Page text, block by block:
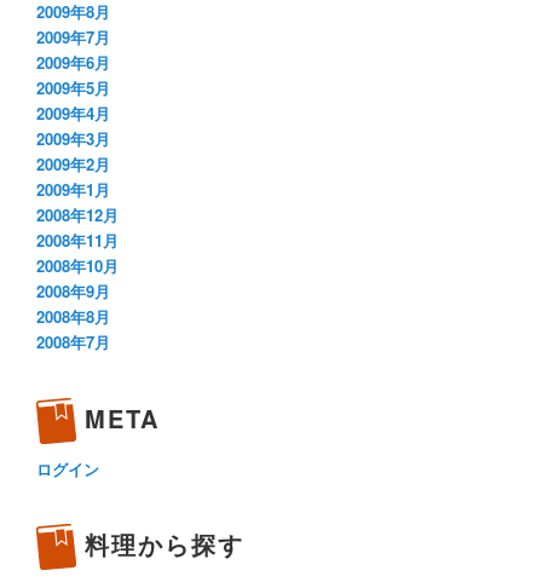
2009年8月
2009年7月
2009年6月
2009年5月
2009年4月
2009年3月
2009年2月
2009年1月
2008年12月
2008年11月
2008年10月
2008年9月
2008年8月
2008年7月
META
ログイン
料理から探す